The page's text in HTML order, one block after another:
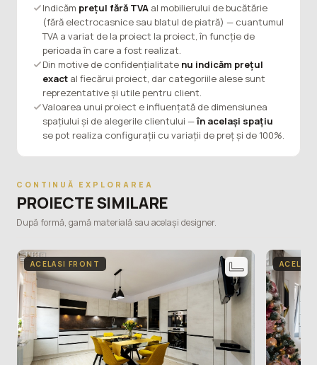
Indicăm prețul fără TVAal mobilierului de bucătărie
(fără electrocasnice sau blatul de piatră) — cuantumul
TVA a variat de la proiect la proiect, în funcție de
perioada în care a fost realizat.
Din motive de confidențialitate nu indicăm prețul
exactal fiecărui proiect, dar categoriile alese sunt
reprezentative și utile pentru client.
Valoarea unui proiect e influențată de dimensiunea
spațiului și de alegerile clientului —în același spațiu
se pot realiza configurații cu variații de preț și de 100%.
CONTINUĂ EXPLORAREA
PROIECTE SIMILARE
După formă, gamă materială sau același designer.
ACELASI FRONT